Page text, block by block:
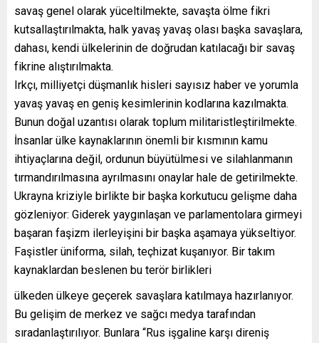
savaş genel olarak yüceltilmekte, savaşta ölme fikri
kutsallaştırılmakta, halk yavaş yavaş olası başka savaşlara,
dahası, kendi ülkelerinin de doğrudan katılacağı bir savaş
fikrine alıştırılmakta.
Irkçı, milliyetçi düşmanlık hisleri sayısız haber ve yorumla
yavaş yavaş en geniş kesimlerinin kodlarına kazılmakta.
Bunun doğal uzantısı olarak toplum militaristleştirilmekte.
İnsanlar ülke kaynaklarının önemli bir kısmının kamu
ihtiyaçlarına değil, ordunun büyütülmesi ve silahlanmanın
tırmandırılmasına ayrılmasını onaylar hale de getirilmekte.
Ukrayna kriziyle birlikte bir başka korkutucu gelişme daha
gözleniyor: Giderek yaygınlaşan ve parlamentolara girmeyi
başaran faşizm ilerleyişini bir başka aşamaya yükseltiyor.
Faşistler üniforma, silah, teçhizat kuşanıyor. Bir takım
kaynaklardan beslenen bu terör birlikleri
ülkeden ülkeye geçerek savaşlara katılmaya hazırlanıyor.
Bu gelişim de merkez ve sağcı medya tarafından
sıradanlaştırılıyor. Bunlara “Rus işgaline karşı direniş